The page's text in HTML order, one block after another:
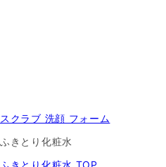
スクラブ 洗顔 フォーム
ふきとり化粧水
ふきとり化粧水 TOP